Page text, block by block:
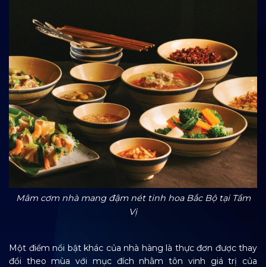
Mâm cơm nhà mang đậm nét tinh hoa Bắc Bộ tại Tầm
Vị
Một điểm nổi bật khác của nhà hàng là thực đơn được thay
đổi theo mùa với mục đích nhằm tôn vinh giá trị của